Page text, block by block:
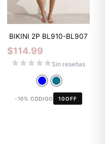
BIKINI 2P BL910-BL907
$114.99
Sin reseñas
-10% CÓDIGO 10OFF